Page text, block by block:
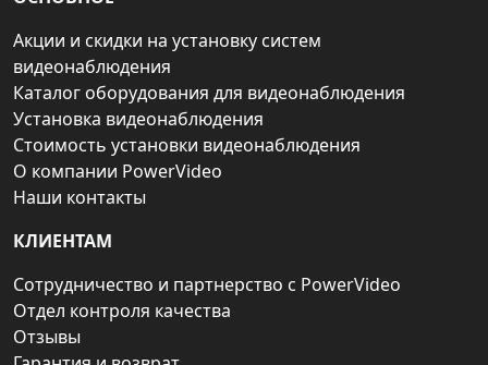
Акции и скидки на установку систем
видеонаблюдения
Каталог оборудования для видеонаблюдения
Установка видеонаблюдения
Стоимость установки видеонаблюдения
О компании PowerVideo
Наши контакты
КЛИЕНТАМ
Сотрудничество и партнерство с PowerVideo
Отдел контроля качества
Отзывы